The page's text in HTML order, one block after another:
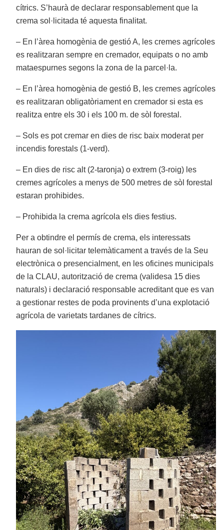
cítrics. S’haurà de declarar responsablement que la
crema sol·licitada té aquesta finalitat.
– En l’àrea homogènia de gestió A, les cremes agrícoles
es realitzaran sempre en cremador, equipats o no amb
mataespurnes segons la zona de la parcel·la.
– En l’àrea homogènia de gestió B, les cremes agrícoles
es realitzaran obligatòriament en cremador si esta es
realitza entre els 30 i els 100 m. de sòl forestal.
– Sols es pot cremar en dies de risc baix moderat per
incendis forestals (1-verd).
– En dies de risc alt (2-taronja) o extrem (3-roig) les
cremes agrícoles a menys de 500 metres de sòl forestal
estaran prohibides.
– Prohibida la crema agrícola els dies festius.
Per a obtindre el permís de crema, els interessats
hauran de sol·licitar telemàticament a través de la Seu
electrònica o presencialment, en les oficines municipals
de la CLAU, autorització de crema (validesa 15 dies
naturals) i declaració responsable acreditant que es van
a gestionar restes de poda provinents d’una explotació
agrícola de varietats tardanes de cítrics.